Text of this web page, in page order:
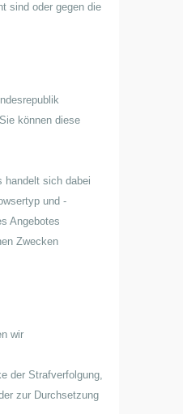
sind oder gegen die
können diese
handelt sich dabei
und -
Angebotes
Zwecken
wir
der Strafverfolgung,
zur Durchsetzung